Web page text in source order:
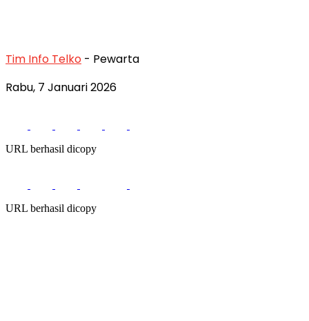
Tim Info Telko - Pewarta
Rabu, 7 Januari 2026
URL berhasil dicopy
URL berhasil dicopy